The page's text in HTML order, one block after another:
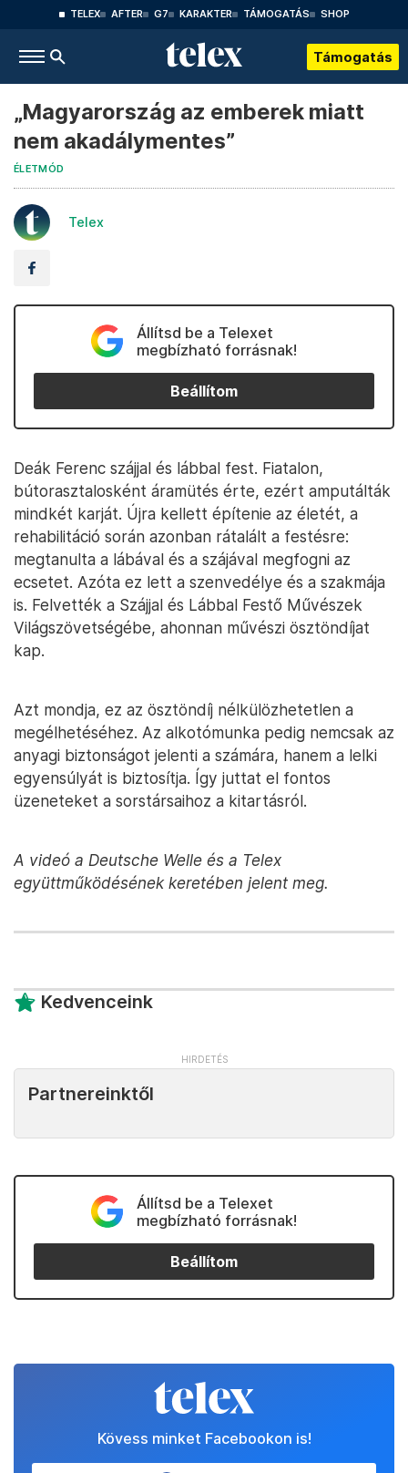
TELEX AFTER G7 KARAKTER TÁMOGATÁS SHOP
Támogatás
„Magyarország az emberek miatt
nem akadálymentes”
ÉLETMÓD
Telex
Állítsd be a Telexet
megbízható forrásnak!
Beállítom
Deák Ferenc szájjal és lábbal fest. Fiatalon,
bútorasztalosként áramütés érte, ezért amputálták
mindkét karját. Újra kellett építenie az életét, a
rehabilitáció során azonban rátalált a festésre:
megtanulta a lábával és a szájával megfogni az
ecsetet. Azóta ez lett a szenvedélye és a szakmája
is. Felvették a Szájjal és Lábbal Festő Művészek
Világszövetségébe, ahonnan művészi ösztöndíjat
kap.
Azt mondja, ez az ösztöndíj nélkülözhetetlen a
megélhetéséhez. Az alkotómunka pedig nemcsak az
anyagi biztonságot jelenti a számára, hanem a lelki
egyensúlyát is biztosítja. Így juttat el fontos
üzeneteket a sorstársaihoz a kitartásról.
A videó a Deutsche Welle és a Telex
együttműködésének keretében jelent meg.
Kedvenceink
Partnereinktől
Állítsd be a Telexet
megbízható forrásnak!
Beállítom
Kövess minket Facebookon is!